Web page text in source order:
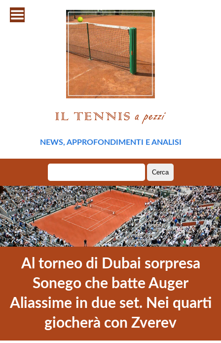
NEWS, APPROFONDIMENTI E ANALISI
per:
Al torneo di Dubai sorpresa
Sonego che batte Auger
Aliassime in due set. Nei quarti
giocherà con Zverev